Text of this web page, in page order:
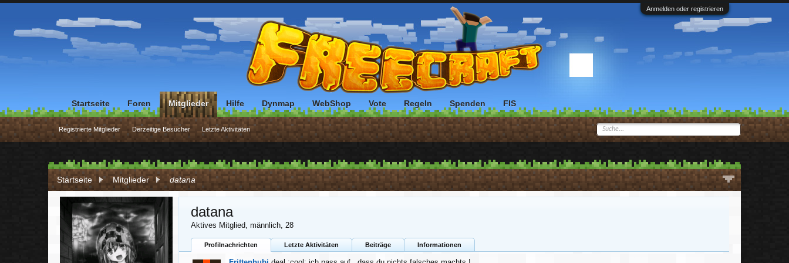
Anmelden oder registrieren
Startseite Mitglieder datana
datana
Aktives Mitglied, männlich, 28
Profilnachrichten Letzte Aktivitäten Beiträge Informationen
Startseite Foren Mitglieder
Registrierte Mitglieder Derzeitige Besucher Letzte Aktivitäten
Hilfe Dynmap WebShop Vote Regeln Spenden FIS